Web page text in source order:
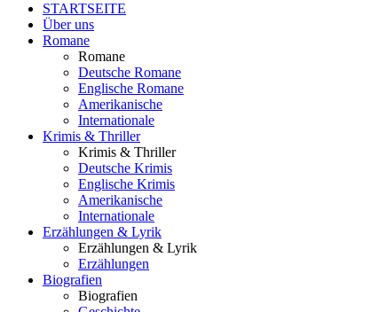
STARTSEITE
Über uns
Romane
Romane
Deutsche Romane
Englische Romane
Amerikanische
Internationale
Krimis & Thriller
Krimis & Thriller
Deutsche Krimis
Englische Krimis
Amerikanische
Internationale
Erzählungen & Lyrik
Erzählungen & Lyrik
Erzählungen
Biografien
Biografien